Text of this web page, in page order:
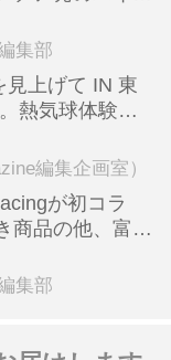
集部
見上げて IN 東
熱気球体験搭
編集企画室）
が初コラ
商品の他、富士
集部